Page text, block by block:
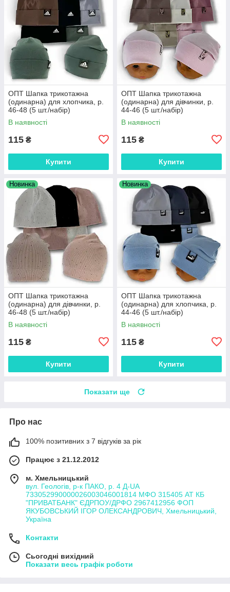
ОПТ Шапка трикотажна
(одинарна) для хлопчика, р.
46-48 (5 шт./набір)
В наявності
115 ₴
Купити
ОПТ Шапка трикотажна
(одинарна) для дівчинки, р.
44-46 (5 шт./набір)
В наявності
115 ₴
Купити
Новинка
ОПТ Шапка трикотажна
(одинарна) для дівчинки, р.
46-48 (5 шт./набір)
В наявності
115 ₴
Купити
Новинка
ОПТ Шапка трикотажна
(одинарна) для хлопчика, р.
44-46 (5 шт./набір)
В наявності
115 ₴
Купити
Показати ще
Про нас
100% позитивних з 7 відгуків за рік
Працює з 21.12.2012
м. Хмельницький
вул. Геологів, р-к ПАКО, р. 4 Д-UA
733052990000026003046001814 МФО 315405 АТ КБ
"ПРИВАТБАНК" ЄДРПОУ/ДРФО 2967412956 ФОП
ЯКУБОВСЬКИЙ ІГОР ОЛЕКСАНДРОВИЧ, Хмельницький,
Україна
Контакти
Сьогодні вихідний
Показати весь графік роботи